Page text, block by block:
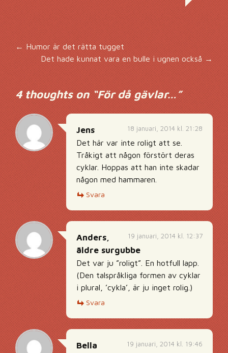
Inläggsnavigering
← Humor är det rätta tugget
Det hade kunnat vara en bulle i ugnen också →
4 thoughts on “För då gävlar…”
18 januari, 2014 kl. 21:28
Jens
Det här var inte roligt att se.
Tråkigt att någon förstört deras
cyklar. Hoppas att han inte skadar
någon med hammaren.
Svara
19 januari, 2014 kl. 12:37
Anders,
äldre surgubbe
Det var ju ”roligt”. En hotfull lapp.
(Den talspråkliga formen av cyklar
i plural, ’cykla’, är ju inget rolig.)
Svara
19 januari, 2014 kl. 19:46
Bella